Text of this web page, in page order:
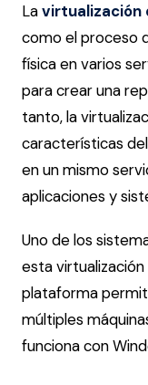
Lavirtualización
como el proceso
física en varios
para crear una
tanto, la
características
en un mismo
aplicaciones y
Uno de los
esta
plataforma
múltiples
funciona con